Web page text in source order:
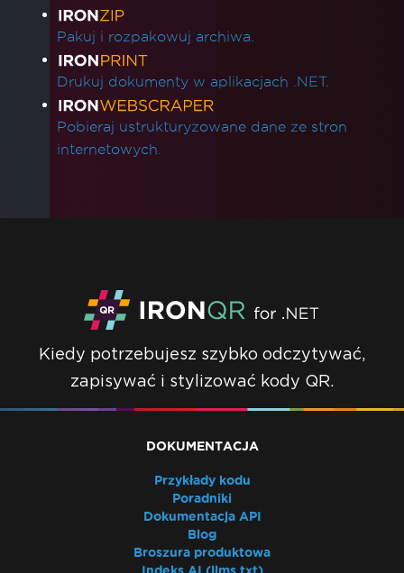
Pakuj i rozpakowuj archiwa.
Drukuj dokumenty w aplikacjach .NET.
Pobieraj ustrukturyzowane dane ze stron
internetowych.
Kiedy potrzebujesz szybko odczytywać,
zapisywać i stylizować kody QR.
DOKUMENTACJA
Przykłady kodu
Poradniki
Dokumentacja API
Blog
Broszura produktowa